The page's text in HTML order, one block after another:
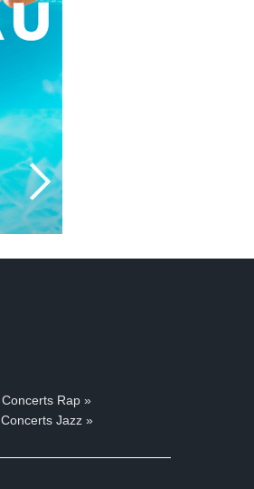
Concerts Rap »
Concerts Jazz »